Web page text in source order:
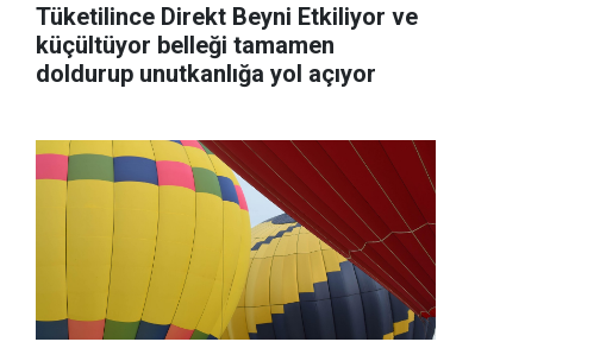
Tüketilince Direkt Beyni Etkiliyor ve
küçültüyor belleği tamamen
doldurup unutkanlığa yol açıyor